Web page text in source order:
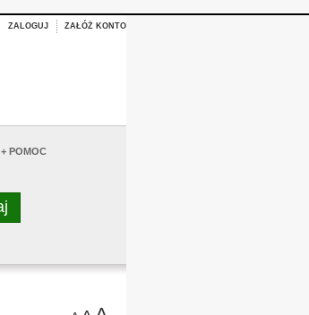
ZALOGUJ ZAŁÓŻ KONTO
+ POMOC